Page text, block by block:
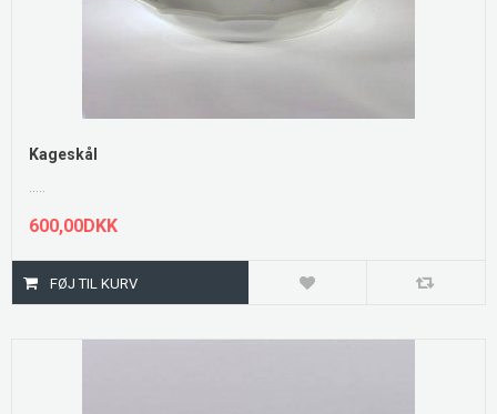
Kageskål
.....
600,00DKK